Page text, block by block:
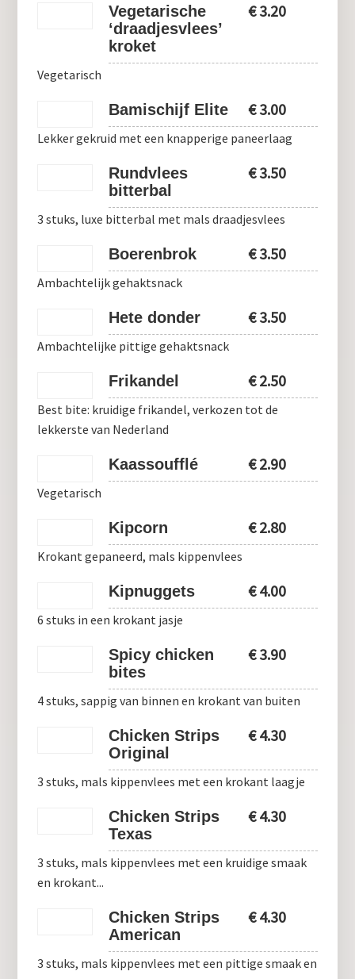
Vegetarische
‘draadjesvlees’
kroket
€3.20
Vegetarisch
Bamischijf Elite €3.00
Lekker gekruid met een knapperige paneerlaag
Rundvlees
bitterbal
€3.50
3 stuks, luxe bitterbal met mals draadjesvlees
Boerenbrok €3.50
Ambachtelijk gehaktsnack
Hete donder €3.50
Ambachtelijke pittige gehaktsnack
Frikandel €2.50
Best bite: kruidige frikandel, verkozen tot de
lekkerste van Nederland
Kaassoufflé €2.90
Vegetarisch
Kipcorn €2.80
Krokant gepaneerd, mals kippenvlees
Kipnuggets €4.00
6 stuks in een krokant jasje
Spicy chicken
bites
€3.90
4 stuks, sappig van binnen en krokant van buiten
Chicken Strips
Original
€4.30
3 stuks, mals kippenvlees met een krokant laagje
Chicken Strips
Texas
€4.30
3 stuks, mals kippenvlees met een kruidige smaak
en krokant...
Chicken Strips
American
€4.30
3 stuks, mals kippenvlees met een pittige smaak en